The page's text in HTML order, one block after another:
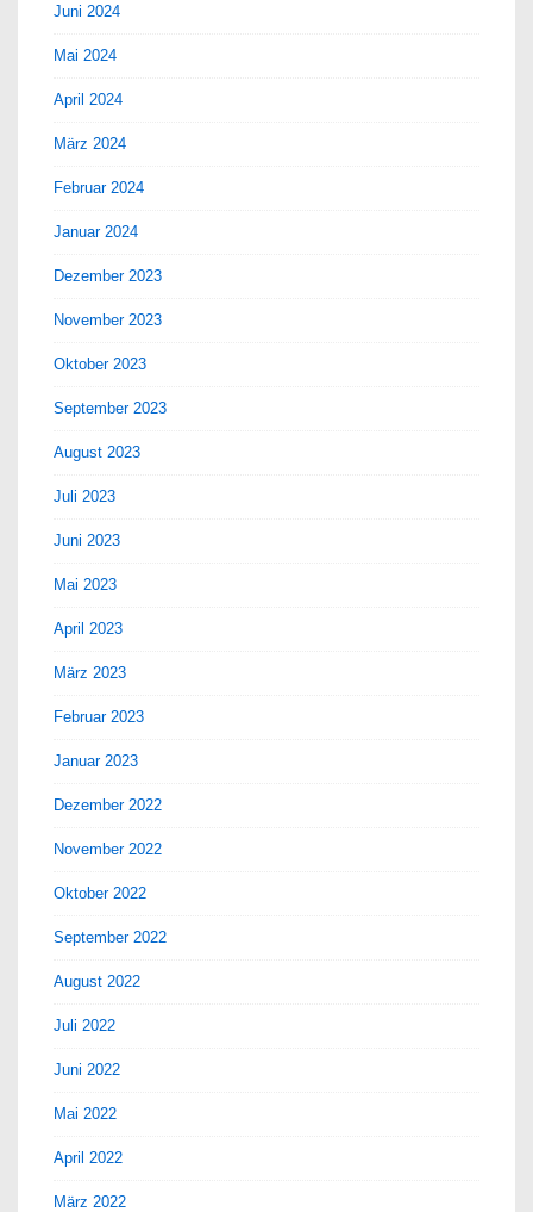
Juni 2024
Mai 2024
April 2024
März 2024
Februar 2024
Januar 2024
Dezember 2023
November 2023
Oktober 2023
September 2023
August 2023
Juli 2023
Juni 2023
Mai 2023
April 2023
März 2023
Februar 2023
Januar 2023
Dezember 2022
November 2022
Oktober 2022
September 2022
August 2022
Juli 2022
Juni 2022
Mai 2022
April 2022
März 2022